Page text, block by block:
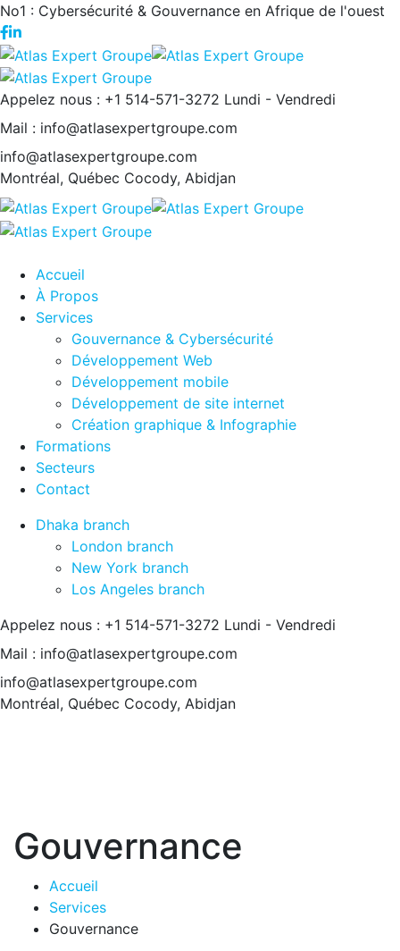
No1 : Cybersécurité & Gouvernance en Afrique de l'ouest
Appelez nous : +1 514-571-3272 Lundi - Vendredi
Mail : info@atlasexpertgroupe.com
info@atlasexpertgroupe.com
Montréal, Québec Cocody, Abidjan
Accueil
À Propos
Services
Gouvernance & Cybersécurité
Développement Web
Développement mobile
Développement de site internet
Création graphique & Infographie
Formations
Secteurs
Contact
Dhaka branch
London branch
New York branch
Los Angeles branch
Appelez nous : +1 514-571-3272 Lundi - Vendredi
Mail : info@atlasexpertgroupe.com
info@atlasexpertgroupe.com
Montréal, Québec Cocody, Abidjan
Gouvernance
Accueil
Services
Gouvernance